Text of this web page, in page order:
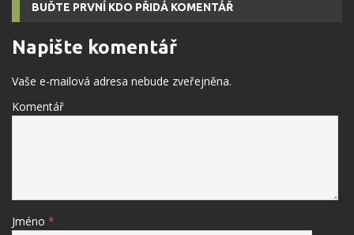
BUĎTE PRVNÍ KDO PŘIDÁ KOMENTÁŘ
Napište komentář
Vaše e-mailová adresa nebude zveřejněna.
Komentář
Jméno *